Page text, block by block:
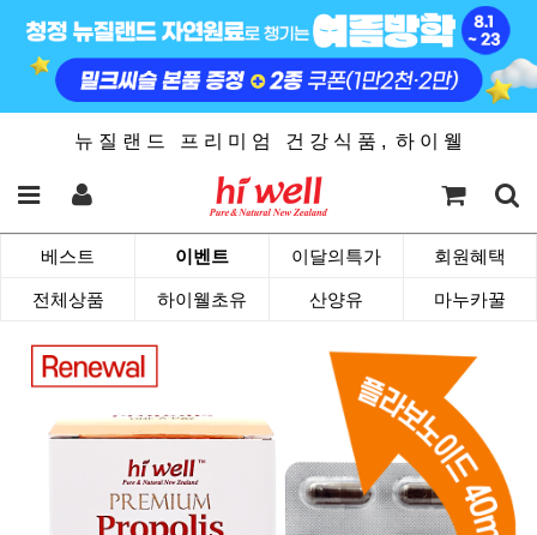
뉴 질 랜 드 프 리 미 엄 건 강 식 품 , 하 이 웰
베스트 이벤트 이달의특가 회원혜택
전체상품 하이웰초유 산양유 마누카꿀